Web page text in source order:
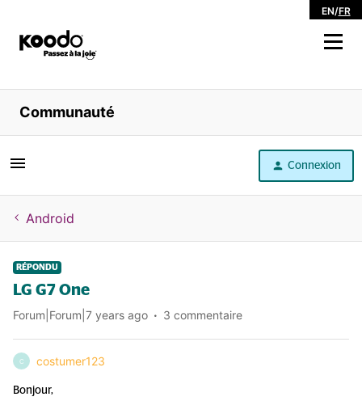
EN/FR
Magasiner
Libre service
Aide
Communauté
Connexion
Android
RÉPONDU
LG G7 One
Forum|Forum|7 years ago 3 commentaire
C costumer123
Bonjour,